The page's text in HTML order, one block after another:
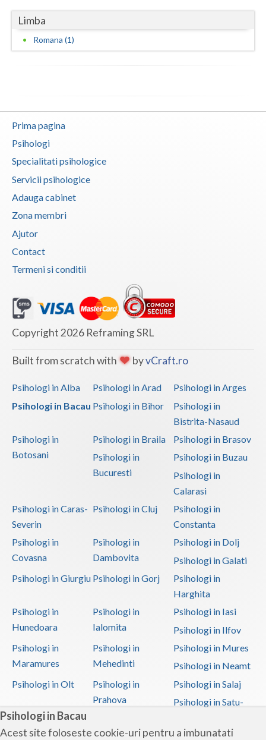
Psihologi in Bacau
Acest site foloseste cookie-uri pentru a imbunatati
Limba
Romana (1)
Prima pagina
Psihologi
Specialitati psihologice
Servicii psihologice
Adauga cabinet
Zona membri
Ajutor
Contact
Termeni si conditii
Copyright 2026 Reframing SRL
Built from scratch with byvCraft.ro
Psihologi in Alba Psihologi in Arad
Psihologi in Arges
Psihologi in Bacau Psihologi in Bihor
Psihologi in
Bistrita-Nasaud
Psihologi in
Botosani
Psihologi in Braila
Psihologi in Brasov
Psihologi in
Bucuresti
Psihologi in Buzau
Psihologi in
Calarasi
Psihologi in Caras-
Severin
Psihologi in Cluj
Psihologi in
Constanta
Psihologi in
Covasna
Psihologi in
Dambovita
Psihologi in Dolj
Psihologi in Galati
Psihologi in Giurgiu Psihologi in Gorj
Psihologi in
Harghita
Psihologi in
Hunedoara
Psihologi in
Ialomita
Psihologi in Iasi
Psihologi in Ilfov
Psihologi in
Maramures
Psihologi in
Mehedinti
Psihologi in Mures
Psihologi in Neamt
Psihologi in Olt
Psihologi in
Prahova
Psihologi in Salaj
Psihologi in Satu-
Psihologi in Sibiu
Psihologi in Psihologi in